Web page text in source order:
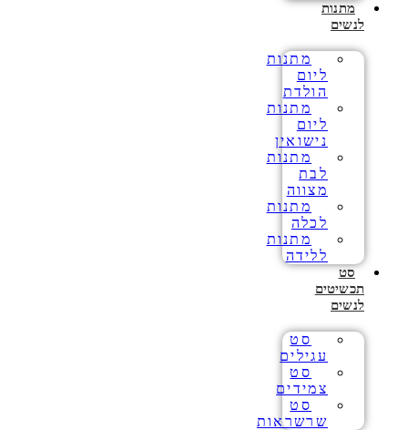
מתנות
לנשים
מתנות
ליום
הולדת
מתנות
ליום
נישואין
מתנות
לבת
מצווה
מתנות
לכלה
מתנות
ללידה
סט
תכשיטים
לנשים
סט
עגילים
סט
צמידים
סט
שרשראות